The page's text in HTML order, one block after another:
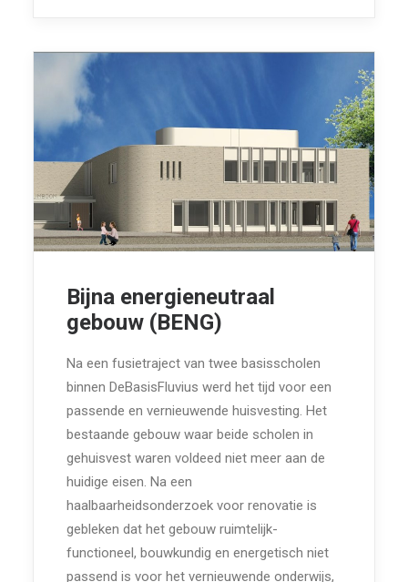
Bijna energieneutraal
gebouw (BENG)
Na een fusietraject van twee basisscholen
binnen DeBasisFluvius werd het tijd voor een
passende en vernieuwende huisvesting. Het
bestaande gebouw waar beide scholen in
gehuisvest waren voldeed niet meer aan de
huidige eisen. Na een
haalbaarheidsonderzoek voor renovatie is
gebleken dat het gebouw ruimtelijk-
functioneel, bouwkundig en energetisch niet
passend is voor het vernieuwende onderwijs,